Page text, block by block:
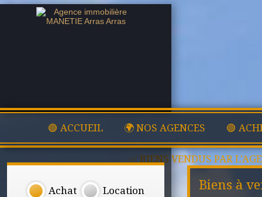
🟢 ACCUEIL 🌍 NOS AGENCES 🟢
✅ BIENS VENDUS PAR
Achat Location Biens à